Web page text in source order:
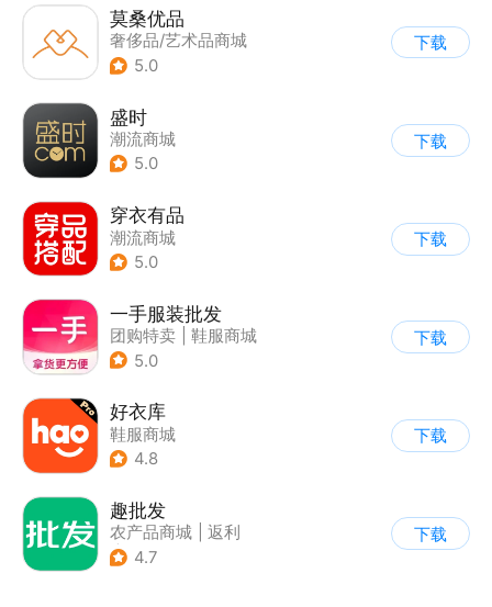
莫桑优品
奢侈品/艺术品商城
5.0
下载
盛时
潮流商城
5.0
下载
穿衣有品
潮流商城
5.0
下载
一手服装批发
团购特卖
鞋服商城
5.0
下载
好衣库
鞋服商城
4.8
下载
趣批发
农产品商城
返利
| 商家采购
4.7
下载